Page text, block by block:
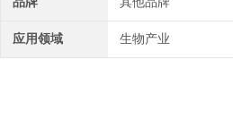
应用领域 生物产业